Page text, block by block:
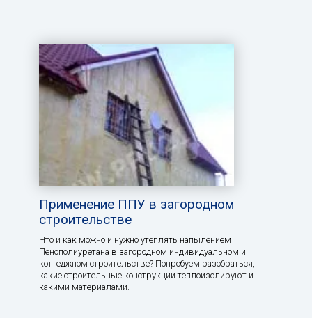
Применение ППУ в загородном
строительстве
Что и как можно и нужно утеплять напылением
Пенополиуретана в загородном индивидуальном и
коттеджном строительстве? Попробуем разобраться,
какие строительные конструкции теплоизолируют и
какими материалами.